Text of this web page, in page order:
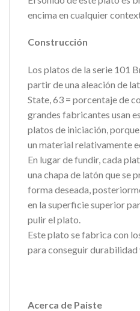
encima en cualquier
Construcción
Los platos de la serie 101
partir de una aleación de
State, 63 = porcentaje de
grandes fabricantes usan
platos de iniciación,
un material relativamente
En lugar de fundir, cada
una chapa de latón que se
forma deseada,
en la superficie superior
pulir el plato.
Este plato se fabrica con
para conseguir durabilidad
Acerca de Paiste